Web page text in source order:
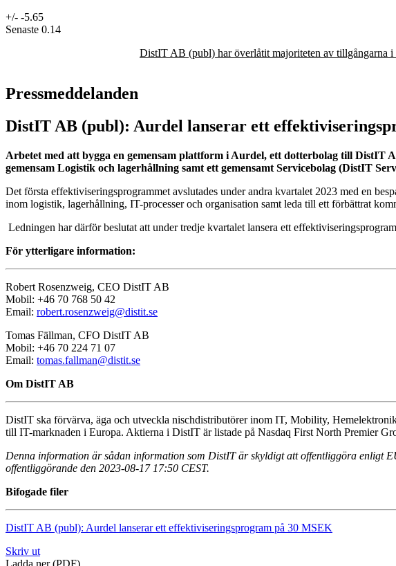
+/- -5.65
Senaste 0.14
DistIT AB (publ) har överlåtit majoriteten av tillgångarna
Pressmeddelanden
DistIT AB (publ): Aurdel lanserar ett
Arbetet med att bygga en gemensam plattform i Aurdel, ett dotterbolag till DistIT
gemensam Logistik och lagerhållning samt ett gemensamt Servicebolag (DistIT
Det första effektiviseringsprogrammet avslutades under andra kvartalet 2023 med en
inom logistik, lagerhållning, IT-processer och organisation samt leda till ett förbättrat
Ledningen har därför beslutat att under tredje kvartalet lansera ett
För ytterligare information:
Robert Rosenzweig, CEO DistIT AB
Mobil: +46 70 768 50 42
Email: robert.rosenzweig@distit.se
Tomas Fällman, CFO DistIT AB
Mobil: +46 70 224 71 07
Email: tomas.fallman@distit.se
Om DistIT AB
DistIT ska förvärva, äga och utveckla nischdistributörer inom IT, Mobility,
till IT-marknaden i Europa. Aktierna i DistIT är listade på Nasdaq First North Premier
Denna information är sådan information som DistIT är skyldigt att offentliggöra enligt
offentliggörande den 2023-08-17 17:50 CEST.
Bifogade filer
DistIT AB (publ): Aurdel lanserar ett effektiviseringsprogram på 30 MSEK
Skriv ut
Ladda ner (PDF)